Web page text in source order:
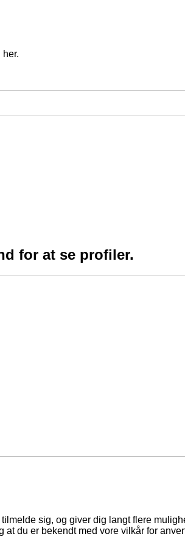
for at se profiler.
sig, og giver dig langt flere
du er bekendt med vore vilkår for